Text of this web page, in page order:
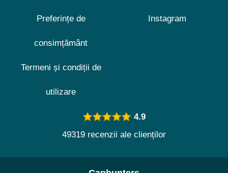
Preferințe de
consimțământ
Termeni și condiții de
utilizare
Instagram
4.9
49319 recenzii ale clienților